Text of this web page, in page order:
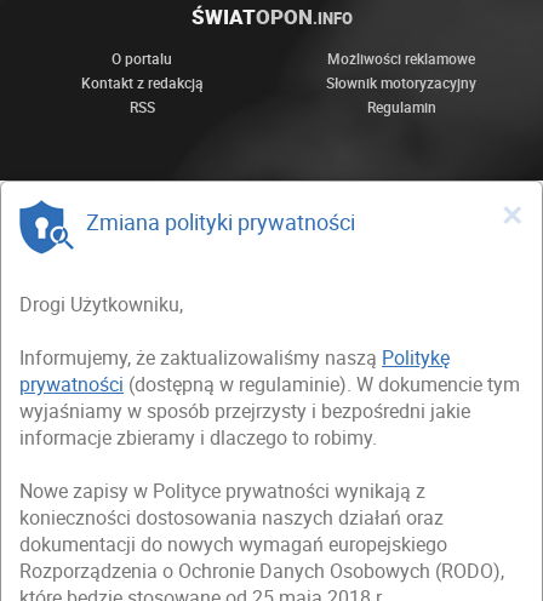
ŚWIATOPON.INFO
O portalu
Możliwości reklamowe
Kontakt z redakcją
Słownik motoryzacyjny
RSS
Regulamin
×
Zmiana polityki prywatności
Drogi Użytkowniku,
Informujemy, że zaktualizowaliśmy naszą Politykę
prywatności (dostępną w regulaminie). W dokumencie tym
wyjaśniamy w sposób przejrzysty i bezpośredni jakie
informacje zbieramy i dlaczego to robimy.
Nowe zapisy w Polityce prywatności wynikają z
konieczności dostosowania naszych działań oraz
dokumentacji do nowych wymagań europejskiego
Rozporządzenia o Ochronie Danych Osobowych (RODO),